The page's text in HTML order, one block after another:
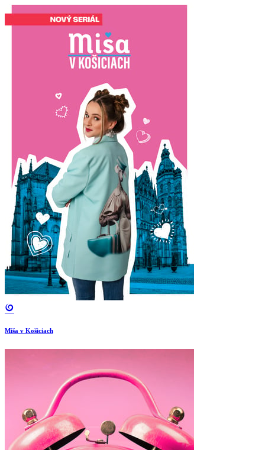
Miša v Košiciach